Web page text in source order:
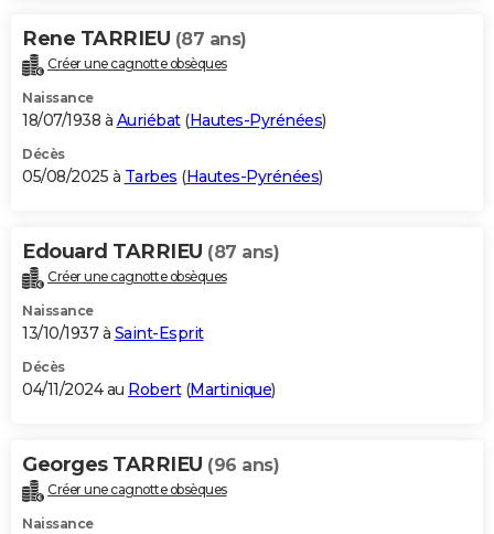
Rene TARRIEU (87 ans)
Créer une cagnotte obsèques
Naissance
18/07/1938 à Auriébat(Hautes-Pyrénées)
Décès
05/08/2025 à Tarbes (Hautes-Pyrénées)
Edouard TARRIEU (87 ans)
Créer une cagnotte obsèques
Naissance
13/10/1937 à Saint-Esprit
Décès
04/11/2024 au Robert(Martinique)
Georges TARRIEU (96 ans)
Créer une cagnotte obsèques
Naissance